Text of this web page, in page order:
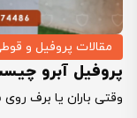
مقالات پروفیل و
پروفیل آبرو
وقتی باران یا برف